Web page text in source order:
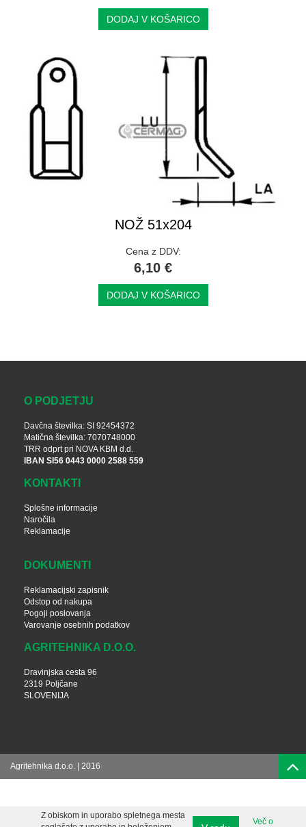
DODAJ V KOŠARICO
NOŽ 51x204
Cena z DDV:
6,10 €
DODAJ V KOŠARICO
O PODJETJU
Davčna številka: SI 92454372
Matična številka: 7070748000
TRR odprt pri NOVA KBM d.d.
IBAN SI56 0443 0000 2588 559
KONTAKTI
Splošne informacije
Naročila
Reklamacije
DOKUMENTI
Reklamacijski zapisnik
Odstop od nakupa
Pogoji poslovanja
Varovanje osebnih podatkov
AGRITEHNIKA D.O.O.
Dravinjska cesta 96
2319 Poljčane
SLOVENIJA
Agritehnika d.o.o. | 2016
Z obiskom in uporabo spletnega mesta
Več o